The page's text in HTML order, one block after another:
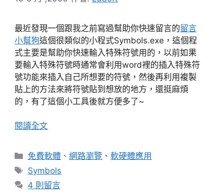
最近發現一個跟我之前寫過幫助你快速留言的留言
小幫狗這個很類似的小程式Symbols.exe，這個程
式主要是幫助你快速輸入特殊符號用的，以前如果
要輸入特殊符號時通常會利用word裡的插入特殊符
號功能來插入自己所想要的符號，然後再利用複製
貼上的方法來將符號貼到想放的地方，還挺麻煩
的，有了這個小工具後就方便多了~
閱讀全文
分
類
免費軟體 、網路瀏覽 、軟硬體應用
標
籤
Symbols
4 則留言